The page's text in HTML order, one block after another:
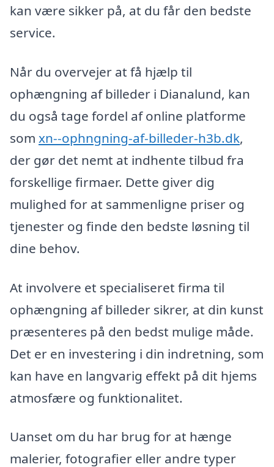
kan være sikker på, at du får den bedste
service.
Når du overvejer at få hjælp til
ophængning af billeder i Dianalund, kan
du også tage fordel af online platforme
som xn--ophngning-af-billeder-h3b.dk,
der gør det nemt at indhente tilbud fra
forskellige firmaer. Dette giver dig
mulighed for at sammenligne priser og
tjenester og finde den bedste løsning til
dine behov.
At involvere et specialiseret firma til
ophængning af billeder sikrer, at din kunst
præsenteres på den bedst mulige måde.
Det er en investering i din indretning, som
kan have en langvarig effekt på dit hjems
atmosfære og funktionalitet.
Uanset om du har brug for at hænge
malerier, fotografier eller andre typer